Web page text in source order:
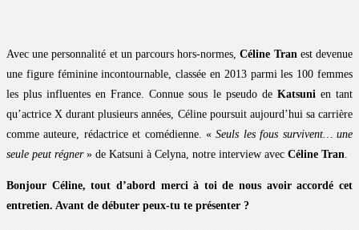
Avec une personnalité et un parcours hors-normes,Céline Tranest devenue
une figure féminine incontournable, classée en 2013 parmi les 100 femmes
les plus influentes en France. Connue sous le pseudo de Katsunien tant
qu’actrice X durant plusieurs années, Céline poursuit aujourd’hui sa carrière
comme auteure, rédactrice et comédienne. «Seuls les fous survivent… une
seule peut régner» de Katsuni à Celyna, notre interview avec Céline Tran.
Bonjour Céline, tout d’abord merci à toi de nous avoir accordé cet
entretien. Avant de débuter peux-tu te présenter ?